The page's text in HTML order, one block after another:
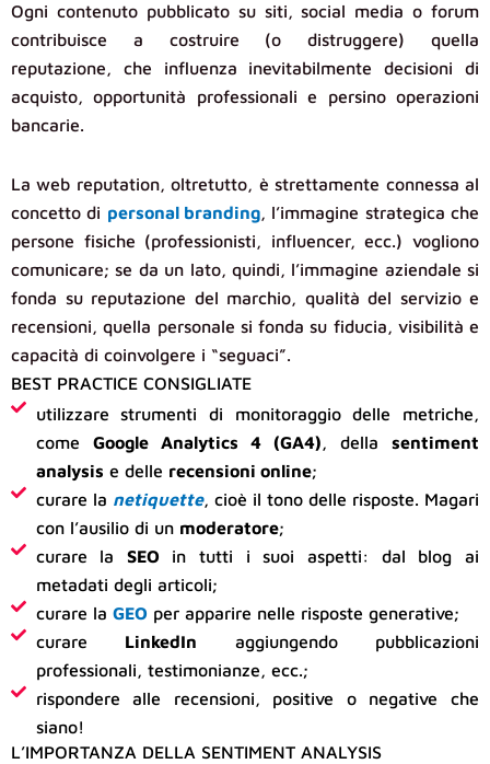
Ogni contenuto pubblicato su siti, social media o forum
contribuisce a costruire (o distruggere) quella
reputazione, che influenza inevitabilmente decisioni di
acquisto, opportunità professionali e persino operazioni
bancarie.
La web reputation, oltretutto, è strettamente connessa al
concetto di personal branding, l’immagine strategica che
persone fisiche (professionisti, influencer, ecc.) vogliono
comunicare; se da un lato, quindi, l’immagine aziendale si
fonda su reputazione del marchio, qualità del servizio e
recensioni, quella personale si fonda su fiducia, visibilità e
capacità di coinvolgere i “seguaci”.
BEST PRACTICE CONSIGLIATE
utilizzare strumenti di monitoraggio delle metriche,
come Google Analytics 4 (GA4), dellasentiment
analysis e delle recensioni online;
curare la netiquette, cioè il tono delle risposte. Magari
con l’ausilio di un moderatore;
curare la SEO in tutti i suoi aspetti: dal blog ai
metadati degli articoli;
curare la GEO per apparire nelle risposte generative;
curare LinkedIn aggiungendo pubblicazioni
professionali, testimonianze, ecc.;
rispondere alle recensioni, positive o negative che
siano!
L’IMPORTANZA DELLA SENTIMENT ANALYSIS